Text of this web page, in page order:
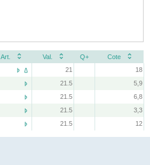
Art. Val. Q+
Cote

 21
18
 21.5
5,9
 21.5
6,8
 21.5
3,3
 21.5 12